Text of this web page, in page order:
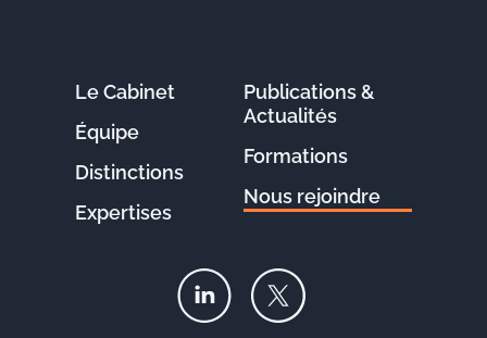
Le Cabinet
Équipe
Distinctions
Expertises
Publications &
Actualités
Formations
Nous rejoindre